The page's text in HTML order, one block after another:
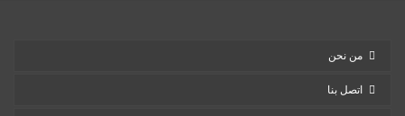
من نحن
اتصل بنا